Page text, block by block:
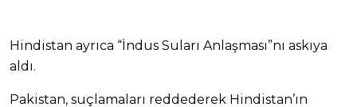
Hindistan ayrıca “İndus Suları Anlaşması”nı askıya
aldı.
Pakistan, suçlamaları reddederek Hindistan’ın